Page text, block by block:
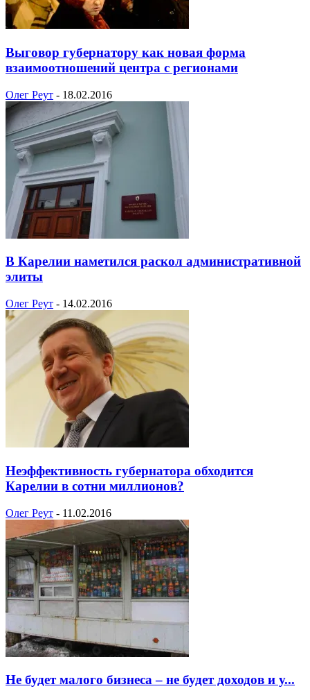
Выговор губернатору как новая форма
взаимоотношений центра с регионами
Олег Реут - 18.02.2016
В Карелии наметился раскол административной
элиты
Олег Реут - 14.02.2016
Неэффективность губернатора обходится
Карелии в сотни миллионов?
Олег Реут - 11.02.2016
Не будет малого бизнеса – не будет доходов и у...